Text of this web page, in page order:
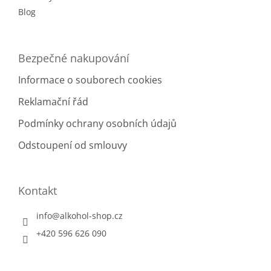
Blog
Bezpečné nakupování
Informace o souborech cookies
Reklamační řád
Podmínky ochrany osobních údajů
Odstoupení od smlouvy
Kontakt
info@alkohol-shop.cz
+420 596 626 090